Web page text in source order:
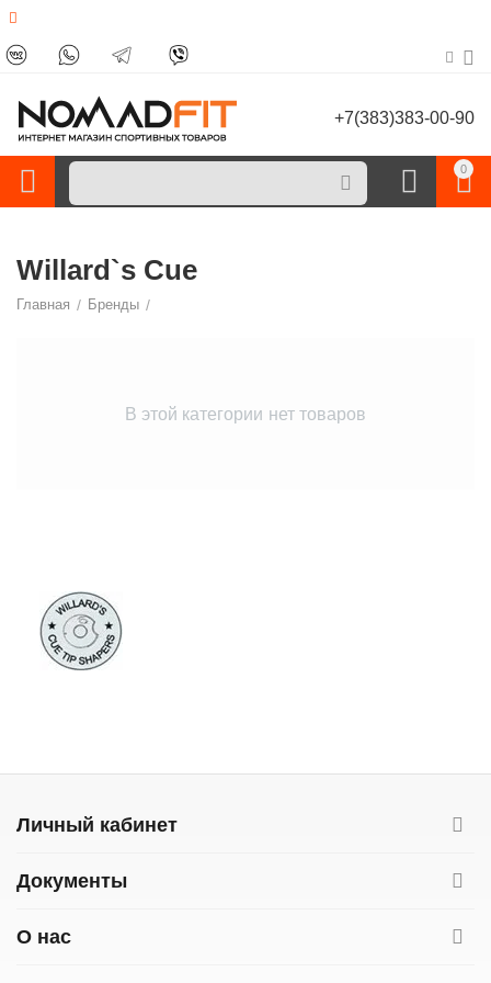
+7(383)383-00-90
0
Willard`s Cue
Главная / Бренды /
В этой категории нет товаров
Личный кабинет
Документы
О нас